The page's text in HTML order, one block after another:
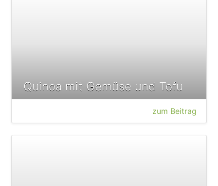
Quinoa mit Gemüse und Tofu
zum Beitrag